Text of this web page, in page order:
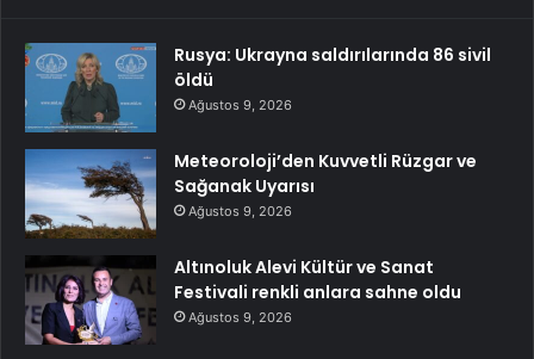
Rusya: Ukrayna saldırılarında 86 sivil
öldü
Ağustos 9, 2026
Meteoroloji’den Kuvvetli Rüzgar ve
Sağanak Uyarısı
Ağustos 9, 2026
Altınoluk Alevi Kültür ve Sanat
Festivali renkli anlara sahne oldu
Ağustos 9, 2026